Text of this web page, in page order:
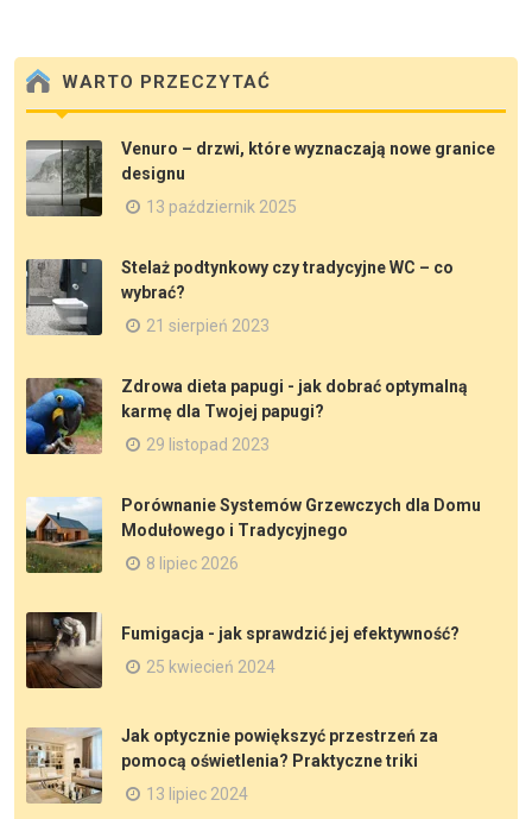
WARTO PRZECZYTAĆ
Venuro – drzwi, które wyznaczają nowe granice
designu
13 październik 2025
Stelaż podtynkowy czy tradycyjne WC – co
wybrać?
21 sierpień 2023
Zdrowa dieta papugi - jak dobrać optymalną
karmę dla Twojej papugi?
29 listopad 2023
Porównanie Systemów Grzewczych dla Domu
Modułowego i Tradycyjnego
8 lipiec 2026
Fumigacja - jak sprawdzić jej efektywność?
25 kwiecień 2024
Jak optycznie powiększyć przestrzeń za
pomocą oświetlenia? Praktyczne triki
13 lipiec 2024